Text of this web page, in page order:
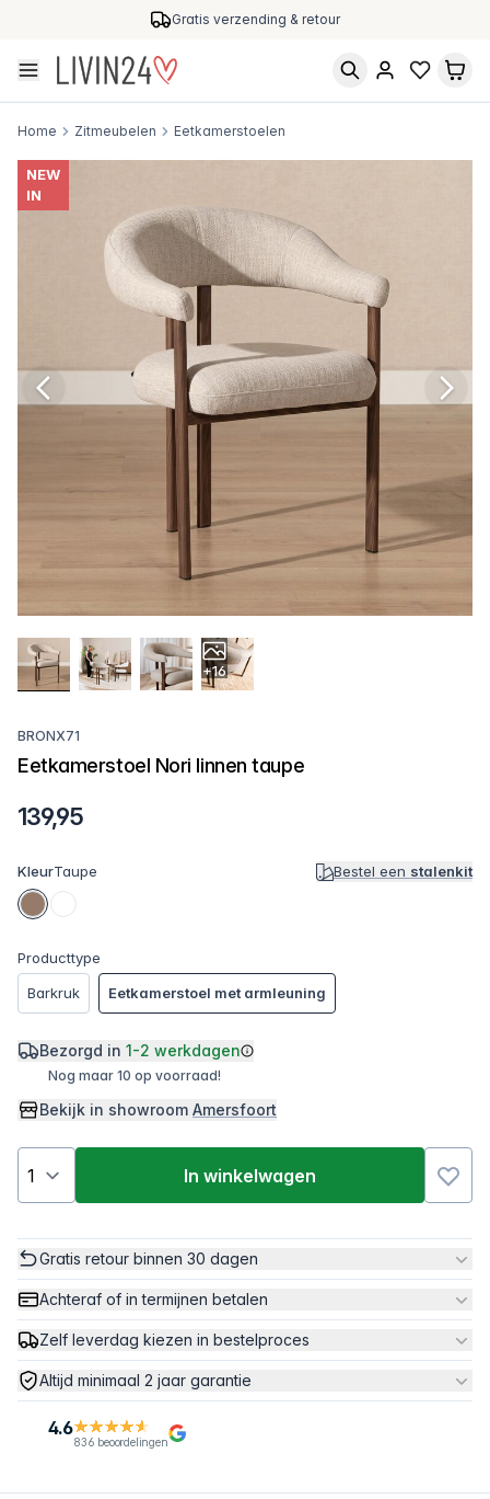
Gratis verzending & retour
Home Zitmeubelen Eetkamerstoelen
NEW
IN
+16
BRONX71
Eetkamerstoel Nori linnen taupe
139,95
KleurTaupe Bestel een stalenkit
Producttype
Barkruk
Eetkamerstoel met armleuning
Bezorgd in 1-2 werkdagen
Nog maar 10 op voorraad!
Bekijk in showroom Amersfoort
In winkelwagen
Gratis retour binnen 30 dagen
Achteraf of in termijnen betalen
Zelf leverdag kiezen in bestelproces
Altijd minimaal 2 jaar garantie
4.6
836 beoordelingen